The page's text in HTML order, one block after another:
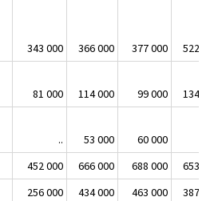
343 000 366 000 377 000
522 000
81 000 114 000 99 000
134 000
.. 53 000 60 000
452 000 666 000 688 000
653 000
256 000 434 000 463 000
387 000